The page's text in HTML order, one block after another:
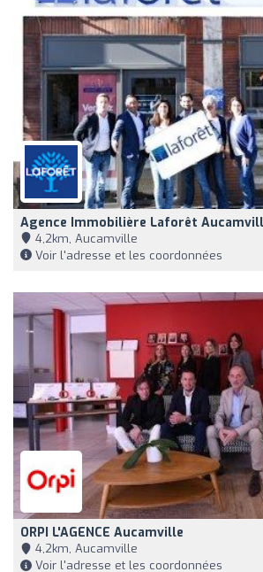
Agence Immobilière Laforêt
4,2km, Aucamville
Voir l'adresse et les coordonnées
ORPI L'AGENCE Aucamville
4,2km, Aucamville
Voir l'adresse et les coordonnées